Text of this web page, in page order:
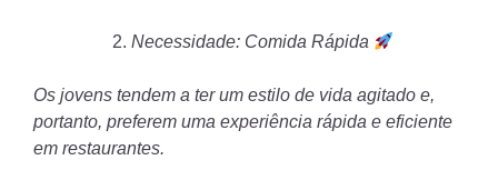
Necessidade: Comida Rápida
Os jovens tendem a ter um estilo de vida agitado e,
portanto, preferem uma experiência rápida e eficiente
em restaurantes.